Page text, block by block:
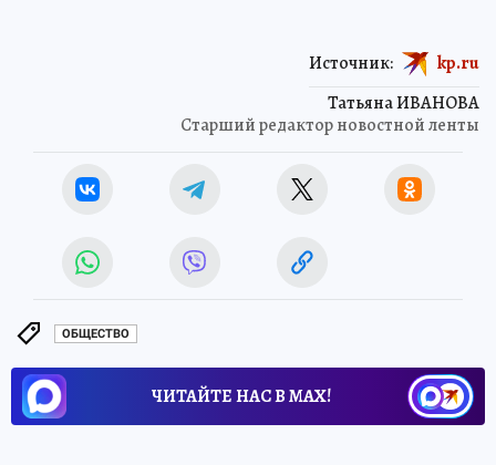
Татьяна ИВАНОВА
Старший редактор новостной ленты
Источник: kp.ru
ОБЩЕСТВО
ЧИТАЙТЕ НАС В МАХ!